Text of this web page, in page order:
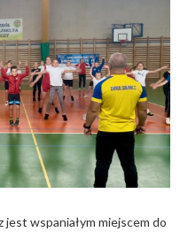
jest wspaniałym miejscem do